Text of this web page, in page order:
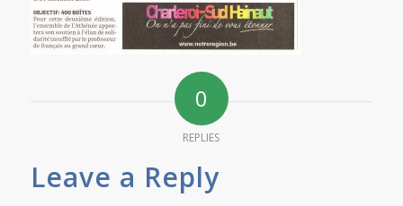
0
REPLIES
Leave a Reply